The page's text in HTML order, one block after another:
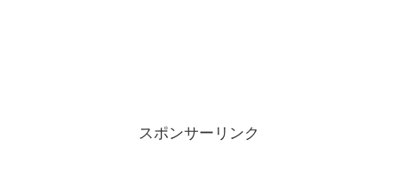
スポンサーリンク